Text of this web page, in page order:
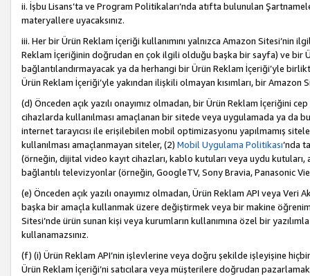
ii. İşbu Lisans’ta ve Program Politikaları’nda atıfta bulunulan
materyallere uyacaksınız.
iii. Her bir Ürün Reklam İçeriği kullanımını yalnızca Amazon
Reklam İçeriğinin doğrudan en çok ilgili olduğu başka bir sayfa) ve bir
bağlantılandırmayacak ya da herhangi bir Ürün Reklam İçeriği’yle
Ürün Reklam İçeriği’yle yakından ilişkili olmayan kısımları, bir Amazon
(d) Önceden açık yazılı onayımız olmadan, bir Ürün Reklam İçeriğini
cihazlarda kullanılması amaçlanan bir sitede veya uygulamada ya da
internet tarayıcısı ile erişilebilen mobil optimizasyonu yapılmamış
kullanılması amaçlanmayan siteler, (2) Mobil Uygulama Politikası’nda
(örneğin, dijital video kayıt cihazları, kablo kutuları veya uydu kutuları,
bağlantılı televizyonlar (örneğin, GoogleTV, Sony Bravia, Panasonic
(e) Önceden açık yazılı onayımız olmadan, Ürün Reklam API veya
başka bir amaçla kullanmak üzere değiştirmek veya bir makine
Sitesi’nde ürün sunan kişi veya kurumların kullanımına özel bir
kullanamazsınız.
(f) (i) Ürün Reklam API’nin işlevlerine veya doğru şekilde işleyişine
Ürün Reklam İçeriği’ni satıcılara veya müşterilere doğrudan